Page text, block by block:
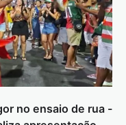
no ensaio de rua -